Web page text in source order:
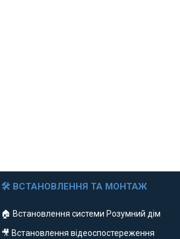
🛠 ВСТАНОВЛЕННЯ ТА МОНТАЖ
🏠 Встановлення системи Розумний дім
🎥 Встановлення відеоспостереження